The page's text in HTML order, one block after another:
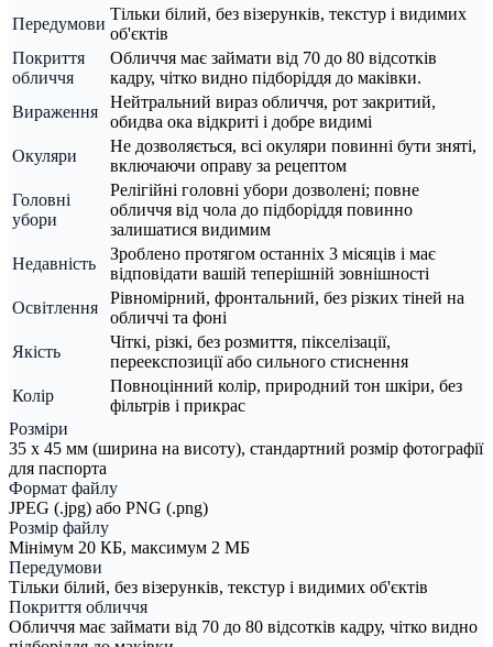
Передумови
Тільки білий, без візерунків, текстур і видимих
об'єктів
Покриття
обличчя
Обличчя має займати від 70 до 80 відсотків
кадру, чітко видно підборіддя до маківки.
Вираження
Нейтральний вираз обличчя, рот закритий,
обидва ока відкриті і добре видимі
Окуляри
Не дозволяється, всі окуляри повинні бути зняті,
включаючи оправу за рецептом
Головні
убори
Релігійні головні убори дозволені; повне
обличчя від чола до підборіддя повинно
залишатися видимим
Недавність
Зроблено протягом останніх 3 місяців і має
відповідати вашій теперішній зовнішності
Освітлення
Рівномірний, фронтальний, без різких тіней на
обличчі та фоні
Якість
Чіткі, різкі, без розмиття, пікселізації,
переекспозиції або сильного стиснення
Колір
Повноцінний колір, природний тон шкіри, без
фільтрів і прикрас
Розміри
35 x 45 мм (ширина на висоту), стандартний розмір фотографії
для паспорта
Формат файлу
JPEG (.jpg) або PNG (.png)
Розмір файлу
Мінімум 20 КБ, максимум 2 МБ
Передумови
Тільки білий, без візерунків, текстур і видимих об'єктів
Покриття обличчя
Обличчя має займати від 70 до 80 відсотків кадру, чітко видно